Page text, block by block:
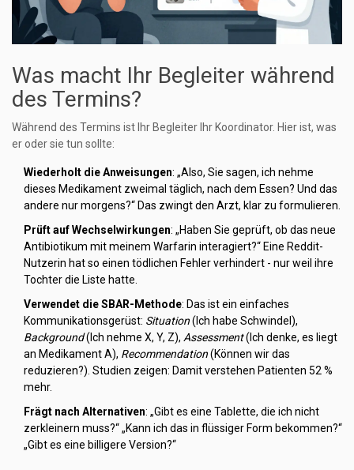
Was macht Ihr Begleiter während
des Termins?
Während des Termins ist Ihr Begleiter Ihr Koordinator. Hier ist, was
er oder sie tun sollte:
Wiederholt die Anweisungen: „Also, Sie sagen, ich nehme
dieses Medikament zweimal täglich, nach dem Essen? Und das
andere nur morgens?“ Das zwingt den Arzt, klar zu formulieren.
Prüft auf Wechselwirkungen: „Haben Sie geprüft, ob das neue
Antibiotikum mit meinem Warfarin interagiert?“ Eine Reddit-
Nutzerin hat so einen tödlichen Fehler verhindert - nur weil ihre
Tochter die Liste hatte.
Verwendet die SBAR-Methode: Das ist ein einfaches
Kommunikationsgerüst: Situation(Ich habe Schwindel),
Background(Ich nehme X, Y, Z), Assessment(Ich denke, es liegt
an Medikament A), Recommendation(Können wir das
reduzieren?). Studien zeigen: Damit verstehen Patienten 52 %
mehr.
Frägt nach Alternativen: „Gibt es eine Tablette, die ich nicht
zerkleinern muss?“ „Kann ich das in flüssiger Form bekommen?“
„Gibt es eine billigere Version?“